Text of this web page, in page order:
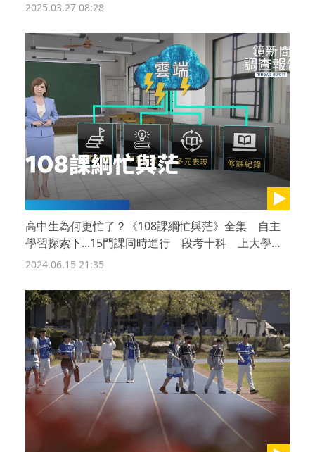
2025.03.27 08:28
高中生為何更忙了？《108課綱忙與茫》全集 自主
學習探索下...15門課同時進行 段考十科 上大學數
理弱化？私校競技場搶破頭
2024.06.15 21:35